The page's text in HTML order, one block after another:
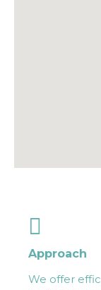
Approach
We offer